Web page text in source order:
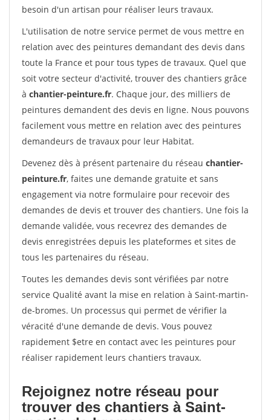
besoin d'un artisan pour réaliser leurs travaux.
L'utilisation de notre service permet de vous mettre en
relation avec des peintures demandant des devis dans
toute la France et pour tous types de travaux. Quel que
soit votre secteur d'activité, trouver des chantiers grâce
à chantier-peinture.fr. Chaque jour, des milliers de
peintures demandent des devis en ligne. Nous pouvons
facilement vous mettre en relation avec des peintures
demandeurs de travaux pour leur Habitat.
Devenez dès à présent partenaire du réseau chantier-
peinture.fr, faites une demande gratuite et sans
engagement via notre formulaire pour recevoir des
demandes de devis et trouver des chantiers. Une fois la
demande validée, vous recevrez des demandes de
devis enregistrées depuis les plateformes et sites de
tous les partenaires du réseau.
Toutes les demandes devis sont vérifiées par notre
service Qualité avant la mise en relation à Saint-martin-
de-bromes. Un processus qui permet de vérifier la
véracité d'une demande de devis. Vous pouvez
rapidement $etre en contact avec les peintures pour
réaliser rapidement leurs chantiers travaux.
Rejoignez notre réseau pour
trouver des chantiers à Saint-